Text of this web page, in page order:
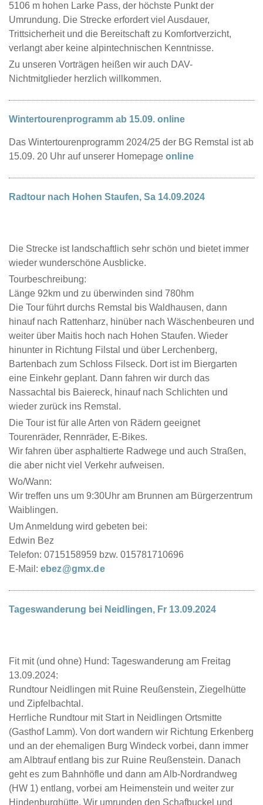
5106 m hohen Larke Pass, der höchste Punkt der
Umrundung. Die Strecke erfordert viel Ausdauer,
Trittsicherheit und die Bereitschaft zu Komfortverzicht,
verlangt aber keine alpintechnischen Kenntnisse.
Zu unseren Vorträgen heißen wir auch DAV-
Nichtmitglieder herzlich willkommen.
Wintertourenprogramm ab 15.09. online
Das Wintertourenprogramm 2024/25 der BG Remstal ist ab
15.09. 20 Uhr auf unserer Homepage online
Radtour nach Hohen Staufen, Sa 14.09.2024
Die Strecke ist landschaftlich sehr schön und bietet immer
wieder wunderschöne Ausblicke.
Tourbeschreibung:
Länge 92km und zu überwinden sind 780hm
Die Tour führt durchs Remstal bis Waldhausen, dann
hinauf nach Rattenharz, hinüber nach Wäschenbeuren und
weiter über Maitis hoch nach Hohen Staufen. Wieder
hinunter in Richtung Filstal und über Lerchenberg,
Bartenbach zum Schloss Filseck. Dort ist im Biergarten
eine Einkehr geplant. Dann fahren wir durch das
Nassachtal bis Baiereck, hinauf nach Schlichten und
wieder zurück ins Remstal.
Die Tour ist für alle Arten von Rädern geeignet
Tourenräder, Rennräder, E-Bikes.
Wir fahren über asphaltierte Radwege und auch Straßen,
die aber nicht viel Verkehr aufweisen.
Wo/Wann:
Wir treffen uns um 9:30Uhr am Brunnen am Bürgerzentrum
Waiblingen.
Um Anmeldung wird gebeten bei:
Edwin Bez
Telefon: 0715158959 bzw. 015781710696
E-Mail: ebez@gmx.de
Tageswanderung bei Neidlingen, Fr 13.09.2024
Fit mit (und ohne) Hund: Tageswanderung am Freitag
13.09.2024:
Rundtour Neidlingen mit Ruine Reußenstein, Ziegelhütte
und Zipfelbachtal.
Herrliche Rundtour mit Start in Neidlingen Ortsmitte
(Gasthof Lamm). Von dort wandern wir Richtung Erkenberg
und an der ehemaligen Burg Windeck vorbei, dann immer
am Albtrauf entlang bis zur Ruine Reußenstein. Danach
geht es zum Bahnhöfle und dann am Alb-Nordrandweg
(HW 1) entlang, vorbei am Heimenstein und weiter zur
Hindenburghütte. Wir umrunden den Schafbuckel und